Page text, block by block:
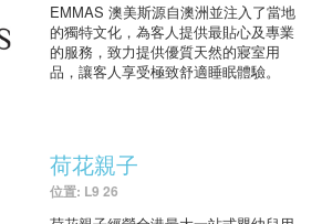
EMMAS 澳美斯源自澳洲並注入了當地
的獨特文化，為客人提供最貼心及專業
的服務，致力提供優質天然的寢室用
品，讓客人享受極致舒適睡眠體驗。
荷花親子
位置: L9 26